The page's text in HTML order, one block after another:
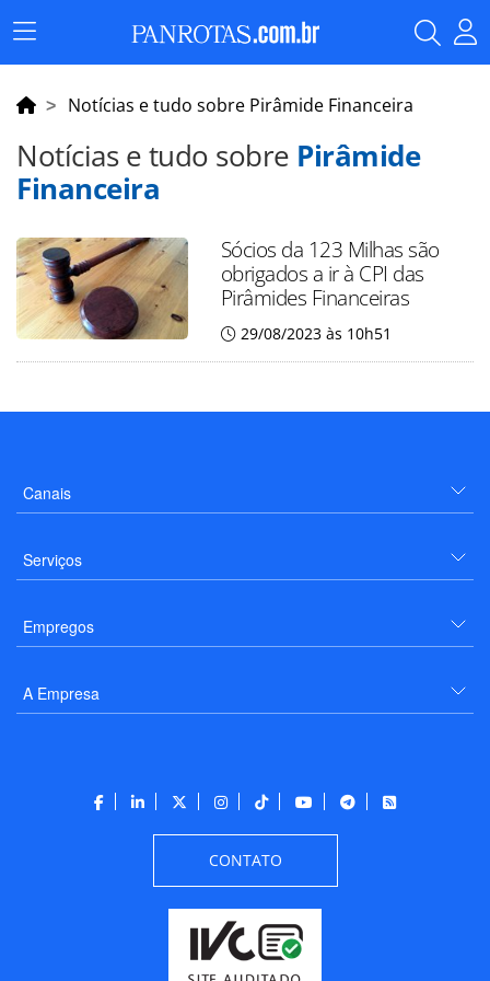
Menu
Principal
Notícias e tudo sobre Pirâmide Financeira
Notícias e tudo sobre Pirâmide
Financeira
Sócios da 123 Milhas são
obrigados a ir à CPI das
Pirâmides Financeiras
29/08/2023 às 10h51
Canais
Serviços
Empregos
A Empresa
CONTATO